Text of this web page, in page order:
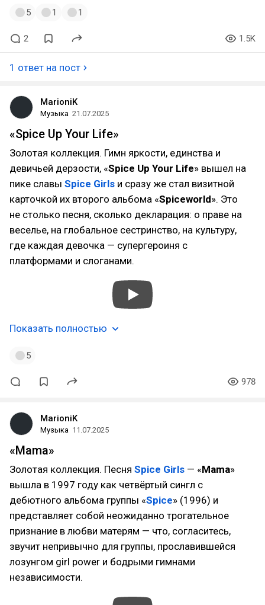
5 1 1
2 1.5K
1 ответ на пост
MarioniK
Музыка 21.07.2025
«Spice Up Your Life»
Золотая коллекция. Гимн яркости, единства и
девичьей дерзости, «Spice Up Your Life» вышел на
пике славы Spice Girls и сразу же стал визитной
карточкой их второго альбома «Spiceworld». Это
не столько песня, сколько декларация: о праве на
веселье, на глобальное сестринство, на культуру,
где каждая девочка — супергероиня с
платформами и слоганами.
Показать полностью
5
978
MarioniK
Музыка 11.07.2025
«Mama»
Золотая коллекция. Песня Spice Girls — «Mama»
вышла в 1997 году как четвёртый сингл с
дебютного альбома группы «Spice» (1996) и
представляет собой неожиданно трогательное
признание в любви матерям — что, согласитесь,
звучит непривычно для группы, прославившейся
лозунгом girl power и бодрыми гимнами
независимости.